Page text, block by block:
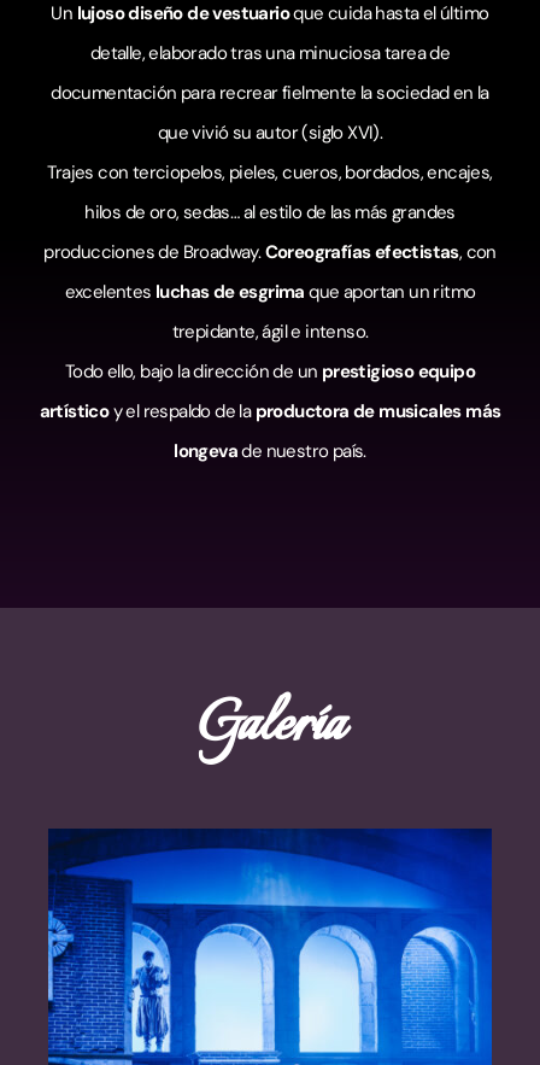
Un lujoso diseño de vestuarioque cuida hasta el último
detalle, elaborado tras una minuciosa tarea de
documentación para recrear fielmente la sociedad en la
que vivió su autor (siglo XVI).
Trajes con terciopelos, pieles, cueros, bordados, encajes,
hilos de oro, sedas… al estilo de las más grandes
producciones de Broadway.Coreografías efectistas, con
excelentes luchas de esgrima que aportan un ritmo
trepidante, ágil e intenso.
Todo ello, bajo la dirección de un prestigioso equipo
artísticoy el respaldo de la productora de musicales más
longevade nuestro país.
Galería